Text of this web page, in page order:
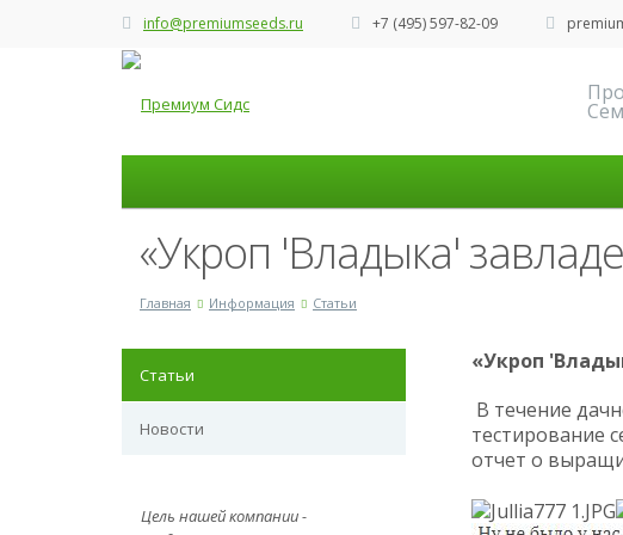
info@premiumseeds.ru +7 (495) 597-82-09
«Укроп 'Владыка'
Главная Информация Статьи
Статьи
Новости
Цель нашей компании -
«Укроп
В течение
тестирование
отчет о